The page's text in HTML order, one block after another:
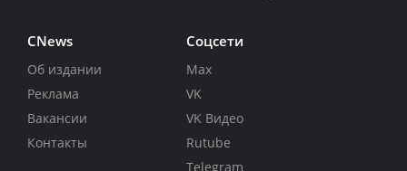
CNews
Об издании
Реклама
Вакансии
Контакты
Соцсети
Max
VK
VK Видео
Rutube
Telegram